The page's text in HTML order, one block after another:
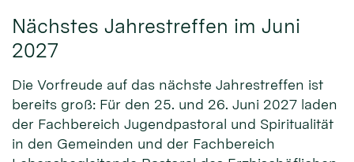
Nächstes Jahrestreffen im Juni
2027
Die Vorfreude auf das nächste Jahrestreffen ist
bereits groß: Für den 25. und 26. Juni 2027 laden
der Fachbereich Jugendpastoral und Spiritualität
in den Gemeinden und der Fachbereich